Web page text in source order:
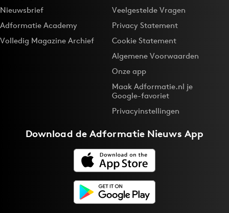
Nieuwsbrief
Adformatie Academy
Volledig Magazine Archief
Veelgestelde Vragen
Privacy Statement
Cookie Statement
Algemene Voorwaarden
Onze app
Maak Adformatie.nl je
Google-favoriet
Privacyinstellingen
Download deAdformatie Nieuws App